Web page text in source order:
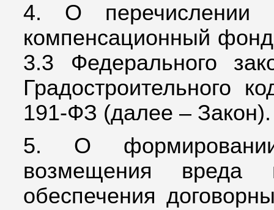
4.
О перечислении
компенсационный
3.3 Федерального
Градостроительного
191-ФЗ (далее – Закон).
5. О формировании
возмещения вреда
обеспечения